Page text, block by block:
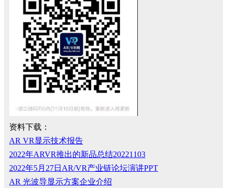
资料下载：
AR VR显示技术报告
2022年ARVR推出的新品总结20221103
2022年5月27日AR/VR产业链论坛演讲PPT
AR 光波导显示方案企业介绍